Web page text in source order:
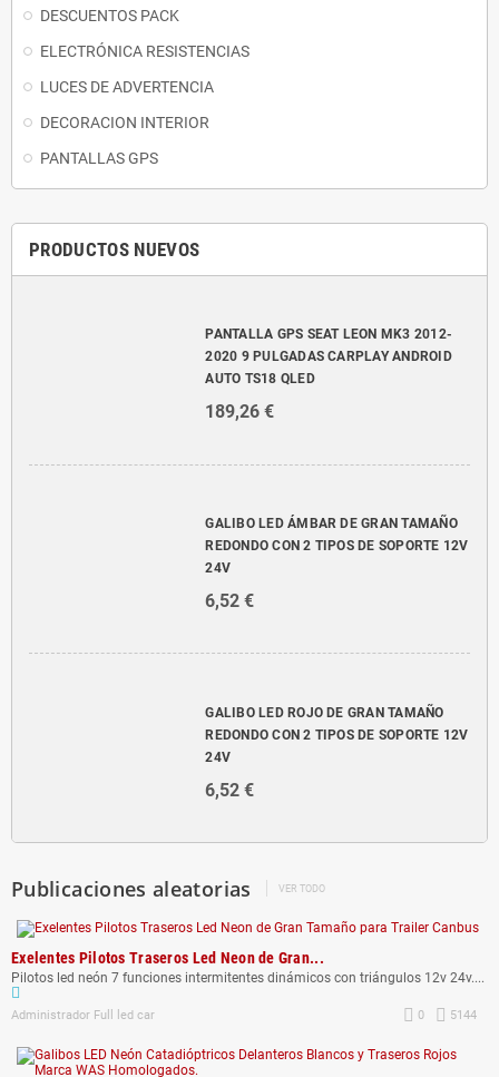
DESCUENTOS PACK
ELECTRÓNICA RESISTENCIAS
LUCES DE ADVERTENCIA
DECORACION INTERIOR
PANTALLAS GPS
PRODUCTOS NUEVOS
PANTALLA GPS SEAT LEON MK3 2012-
2020 9 PULGADAS CARPLAY ANDROID
AUTO TS18 QLED
189,26 €
GALIBO LED ÁMBAR DE GRAN TAMAÑO
REDONDO CON 2 TIPOS DE SOPORTE 12V
24V
6,52 €
GALIBO LED ROJO DE GRAN TAMAÑO
REDONDO CON 2 TIPOS DE SOPORTE 12V
24V
6,52 €
Publicaciones aleatorias VER TODO
Exelentes Pilotos Traseros Led Neon de Gran...
Pilotos led neón 7 funciones intermitentes dinámicos con triángulos 12v 24v....
Administrador Full led car 5144
0